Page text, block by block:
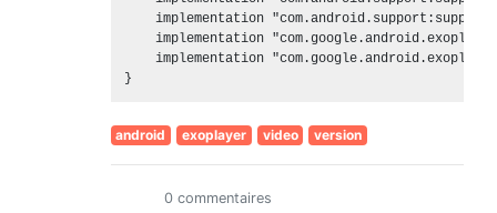
implementation
implementation
implementation
android exoplayer video version
0 commentaires